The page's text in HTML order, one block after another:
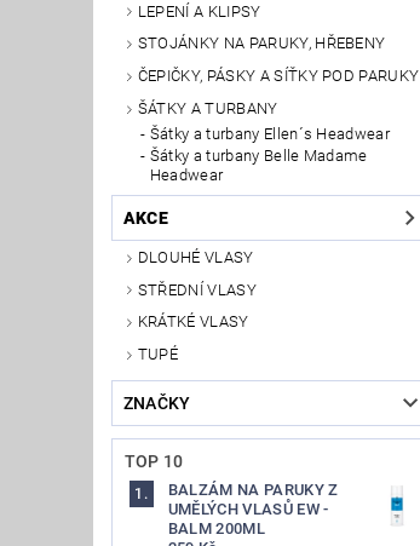
LEPENÍ A KLIPSY
STOJÁNKY NA PARUKY, HŘEBENY
ČEPIČKY, PÁSKY A SÍŤKY POD PARUKY
ŠÁTKY A TURBANY
Šátky a turbany Ellen´s Headwear
Šátky a turbany Belle Madame
Headwear
AKCE
DLOUHÉ VLASY
STŘEDNÍ VLASY
KRÁTKÉ VLASY
TUPÉ
ZNAČKY
TOP 10
BALZÁM NA PARUKY Z
UMĚLÝCH VLASŮ EW -
BALM 200ML